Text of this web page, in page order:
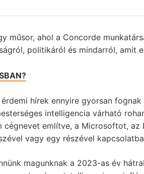
műsor, ahol a Concorde
politikáról és mindarról, amit
hírek ennyire gyorsan
intelligencia várható
cégnevet említve, a Microsoftot,
vagy egy részével
magunknak a 2023-as év